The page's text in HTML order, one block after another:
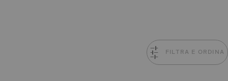
FILTRA E ORDINA